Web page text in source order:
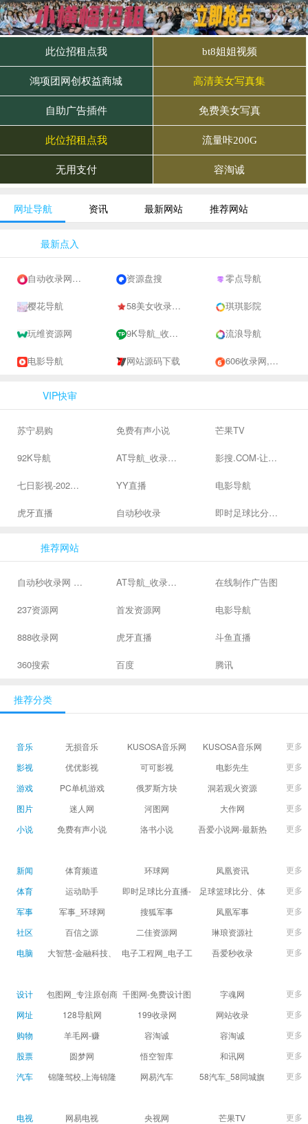
网址导航 资讯 最新网站 推荐网站
最新点入
自动收录网 - 自动秒收录-网站收录-收录网站-网址收录-秒收录 资源盘搜 零点导航
樱花导航 58美女收录网-自动收录网站-流量交换-自动链 琪琪影院
玩维资源网 9K导航_收录网-网址收录-网址导航-收录网站-自助广告系统 流浪导航
电影导航 网站源码下载 606收录网,免费自动秒收录网址,提供自动收录,网站导航大全源码,自动链,友情链接交换。
VIP快审
苏宁易购 免费有声小说 芒果TV
92K导航 AT导航_收录网_免费收录网站_自动收录网_秒收录 影搜.COM-让影视搜索变得简单
七日影视-2024全网高清电影大全-最新最全最好看的电影电视剧网站 - 七日影视 YY直播 电影导航
虎牙直播 自动秒收录 即时足球比分直播-精准赛程赛果及角球数查询 | 让足球滚一会
推荐网站
自动秒收录网 - 自动秒收录-网站收录-收录网站-网址收录-秒收录 AT导航_收录网_免费收录网站_自动收录网_秒收录 在线制作广告图
237资源网 首发资源网 电影导航
888收录网 虎牙直播 斗鱼直播
360搜索 百度 腾讯
推荐分类
音乐 无损音乐 KUSOSA音乐网 KUSOSA音乐网
更多
影视
优优影视 可可影视 电影先生
更多
游戏
PC单机游戏 俄罗斯方块 洞若观火资源
更多
图片
迷人网 河图网 大作网
更多
小说
免费有声小说 洛书小说
吾爱小说网-最新热
更多
新闻 体育频道 环球网 凤凰资讯
更多
体育
运动助手
即时足球比分直播-
精准赛程赛果及角
足球篮球比分、体
育赛果直播|让足球
更多
军事
军事_环球网 搜狐军事 凤凰军事
更多
社区
百信之源 二佳资源网 琳琅资源社
更多
电脑
大智慧-金融科技、
据,投资理财,港股,期
货,股指期货,手机炒
股,股票软件,炒股软
件，免费炒股软
电子工程网_电子工
吾爱秒收录
收录
更多
设计
包图网_专注原创商
用设计图片下载，
千图网-免费设计图
片素材网站-正版商
字魂网
更多
网址
128导航网 199收录网 网站收录
更多
购物
羊毛网-赚 容淘诚 容淘诚
更多
股票
圆梦网 悟空智库 和讯网
更多
汽车
锦隆驾校,上海锦隆
网易汽车
58汽车_58同城旗
更多
电视 网易电视 央视网 芒果TV
更多